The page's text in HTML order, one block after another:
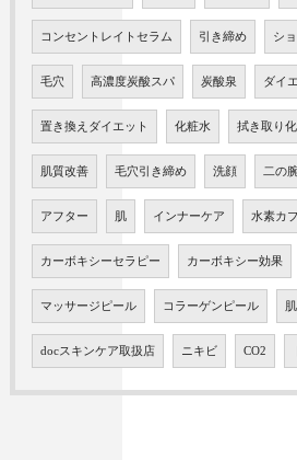
コンセントレイトセラム 引き締め シ
毛穴 高濃度炭酸スパ 炭酸泉 ダイ
置き換えダイエット 化粧水 拭き取り
肌質改善 毛穴引き締め 洗顔 二の
アフター 肌 インナーケア 水素カ
カーボキシーセラピー カーボキシー効果
マッサージピール コラーゲンピール
docスキンケア取扱店 ニキビ CO2